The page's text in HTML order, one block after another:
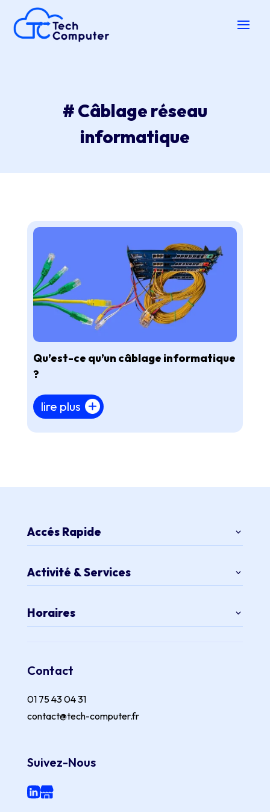
# Câblage réseau
informatique
Qu’est-ce qu’un câblage informatique
?
lire plus
Accés Rapide
Activité & Services
Horaires
Contact
01 75 43 04 31
contact@tech-computer.fr
Suivez-Nous